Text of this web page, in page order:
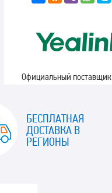
Официальный поставщик
БЕСПЛАТНАЯ
ДОСТАВКА В
РЕГИОНЫ